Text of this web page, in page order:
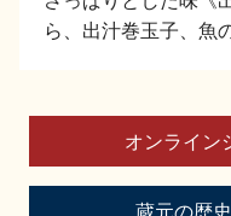
地酒蔵元会とは
ら、出汁巻玉子、魚
オンライン